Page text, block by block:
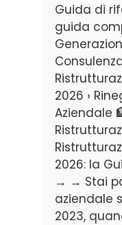
Guida di
guida
2026 ›
Aziendale
2026: la
→ → Stai
aziendale
2023,